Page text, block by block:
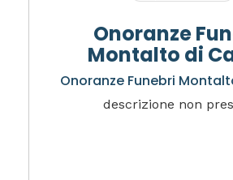
Onoranze
Montalto di
Onoranze Funebri
descrizione non